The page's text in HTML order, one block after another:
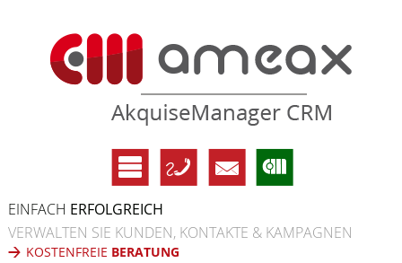
EINFACH ERFOLGREICH
VERWALTEN SIE KUNDEN, KONTAKTE & KAMPAGNEN
KOSTENFREIE BERATUNG